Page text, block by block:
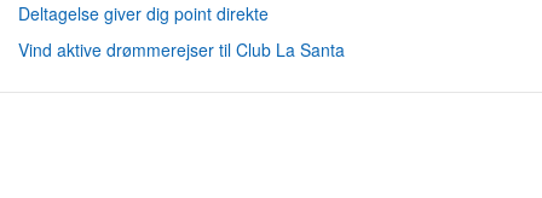
Deltagelse giver dig point direkte
Vind aktive drømmerejser til Club La Santa